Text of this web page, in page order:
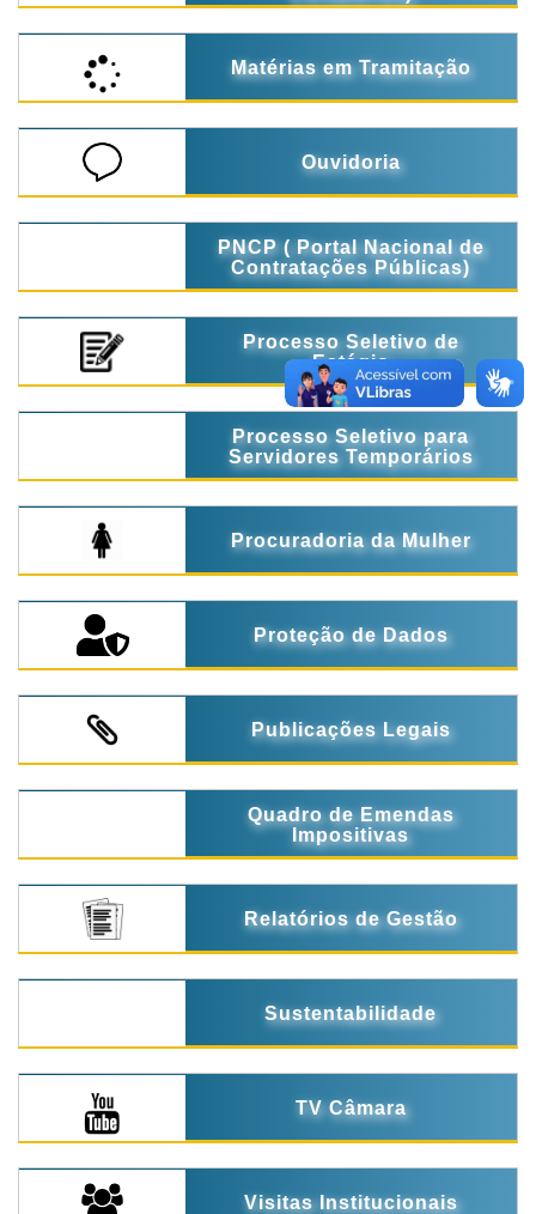
Matérias em Tramitação
Ouvidoria
PNCP ( Portal Nacional de
Contratações Públicas)
Processo Seletivo de
Estágio
Processo Seletivo para
Servidores Temporários
Procuradoria da Mulher
Proteção de Dados
Publicações Legais
Quadro de Emendas
Impositivas
Relatórios de Gestão
Sustentabilidade
TV Câmara
Visitas Institucionais